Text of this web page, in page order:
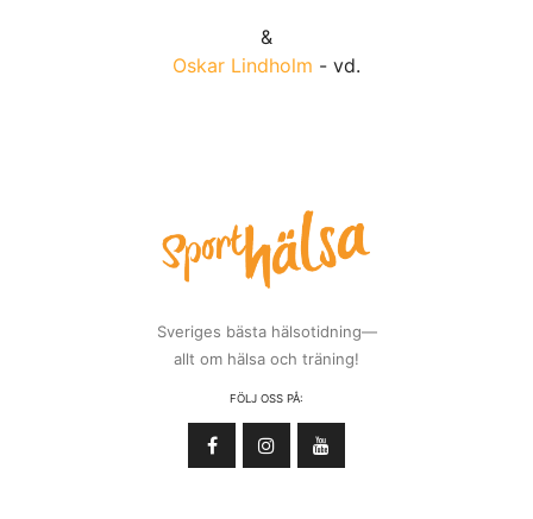
&
Oskar Lindholm - vd.
Sveriges bästa hälsotidning—
allt om hälsa och träning!
FÖLJ OSS PÅ: